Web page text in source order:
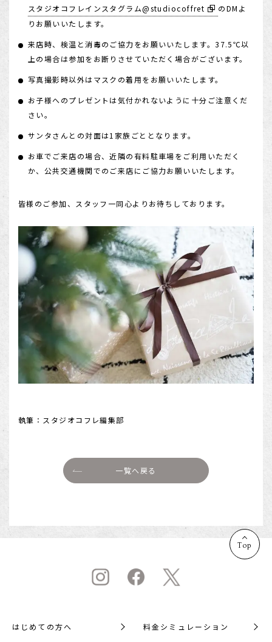
スタジオコフレインスタグラム@studiocoffret
のDMよ
りお願いいたします。
来店時、検温と消毒のご協力をお願いいたします。37.5℃以
上の場合は参加をお断りさせていただく場合がございます。
写真撮影時以外はマスクの着用をお願いいたします。
お子様へのプレゼントは気付かれないように十分ご注意くだ
さい。
サンタさんとの対面は1家族ごととなります。
お車でご来店の場合、近隣の有料駐車場をご利用いただく
か、公共交通機関でのご来店にご協力お願いいたします。
皆様のご参加、スタッフ一同心よりお待ちしております。
執筆：スタジオコフレ編集部
一覧へ戻る
Top
はじめての方へ 料金シミュレーション